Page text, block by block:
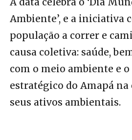
Ambiente’, e a iniciativa
população a correr e
causa coletiva: saúde,
com o meio ambiente e
estratégico do Amapá na
seus ativos ambientais.